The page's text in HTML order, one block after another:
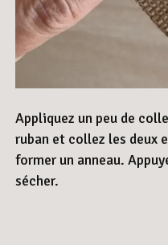
Appliquez un peu de
ruban et collez les deux
former un anneau.
sécher.